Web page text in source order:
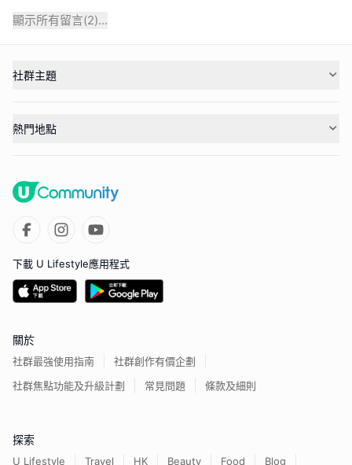
顯示所有留言(2)...
社群主題
熱門地點
下載 U Lifestyle應用程式
關於
社群最強使用指南
社群創作有價企劃
社群焦點功能及升級計劃
常見問題 條款及細則
探索
U Lifestyle Travel HK Beauty Food Blog